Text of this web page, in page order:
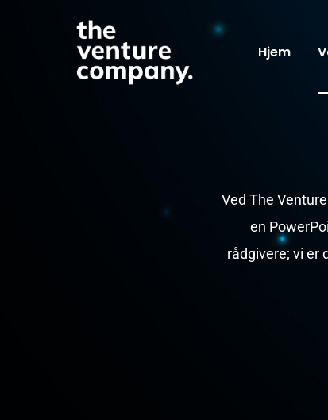
Hjem
Ved The
en
rådgivere; vi er